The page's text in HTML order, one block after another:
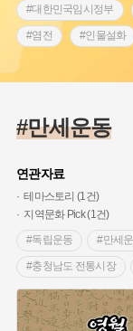
#대한민국임시정부
#염전 #인물설화
#독립운동가 #영
#풍속
#지역의 설화
#애민 #노원구
#강감찬 #박물관
#어린이역사콘텐츠
#전설 #용인
#백년가게 #인천
#만세운동
연관자료
테마스토리 (1건)
지역문화 Pick (1건)
#독립운동
#만세
#충청남도 전통시장
#을사의병 #한국
#아우내장터 #유관